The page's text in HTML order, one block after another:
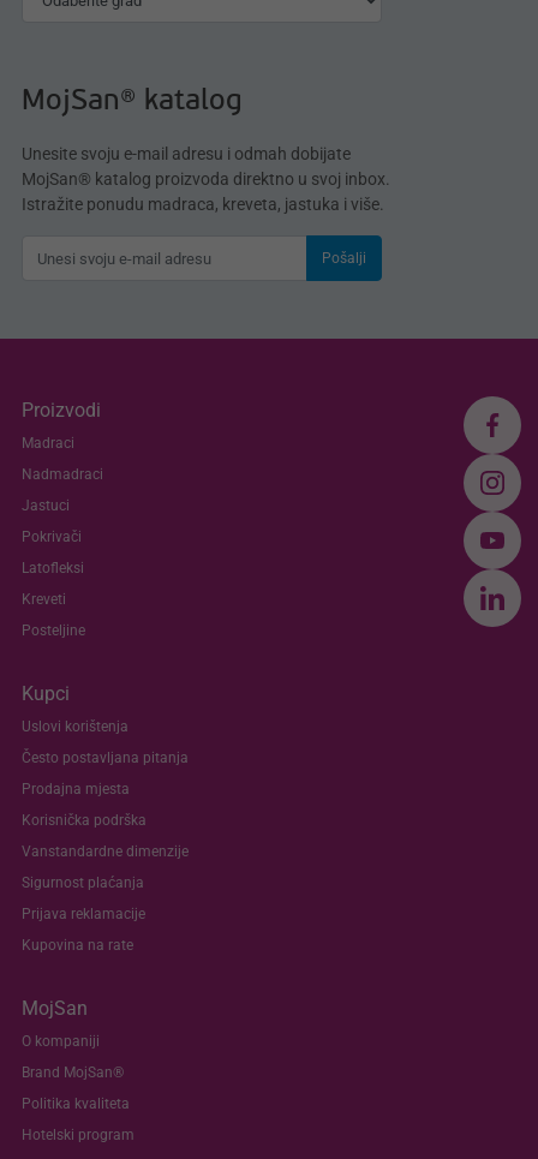
MojSan® katalog
Unesite svoju e-mail adresu i odmah dobijate
MojSan® katalog proizvoda direktno u svoj inbox.
Istražite ponudu madraca, kreveta, jastuka i više.
Pošalji
Proizvodi
Madraci
Nadmadraci
Jastuci
Pokrivači
Latofleksi
Kreveti
Posteljine
Kupci
Uslovi korištenja
Često postavljana pitanja
Prodajna mjesta
Korisnička podrška
Vanstandardne dimenzije
Sigurnost plaćanja
Prijava reklamacije
Kupovina na rate
MojSan
O kompaniji
Brand MojSan®
Politika kvaliteta
Hotelski program